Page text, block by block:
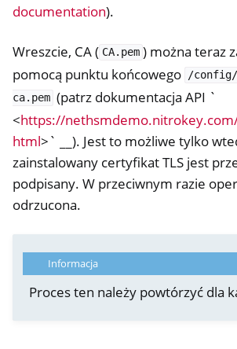
documentation).
Wreszcie, CA ( CA.pem ) można teraz
pomocą punktu końcowego /
ca.pem (patrz dokumentacja API `
<https://
html>` __). Jest to możliwe tylko
zainstalowany certyfikat TLS jest
podpisany. W przeciwnym razie
odrzucona.
Informacja
Proces ten należy powtórzyć dla